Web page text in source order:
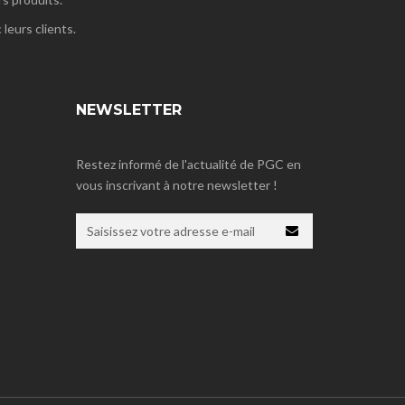
leurs clients.
NEWSLETTER
Restez informé de l'actualité de PGC en
vous inscrivant à notre newsletter !